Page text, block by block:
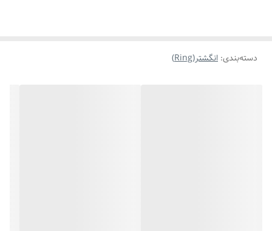
دسته‌بندی: انگشتر(Ring)